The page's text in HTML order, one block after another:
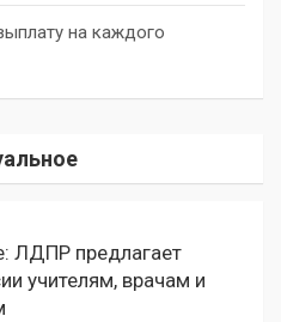
на каждого
ЛДПР предлагает
учителям, врачам и